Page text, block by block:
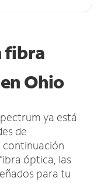
fibra
Ohio
ya está
de
continuación
óptica, las
para tu